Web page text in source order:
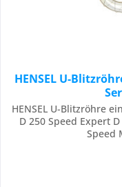
HENSEL U-
HENSEL U-Blitzröhre
D 250 Speed Expert
Speed